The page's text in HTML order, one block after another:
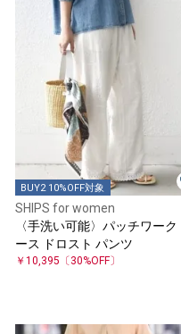
BUY2 10%OFF対象
SHIPS for women
〈手洗い可能〉パッチワーク
ース ドロスト パンツ
￥10,395 〔30%OFF〕